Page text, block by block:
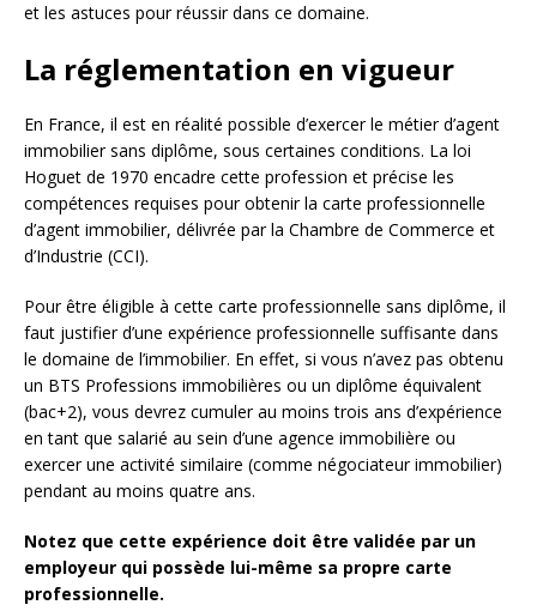
et les astuces pour réussir dans ce domaine.
La réglementation en vigueur
En France, il est en réalité possible d’exercer le métier d’agent
immobilier sans diplôme, sous certaines conditions. La loi
Hoguet de 1970 encadre cette profession et précise les
compétences requises pour obtenir la carte professionnelle
d’agent immobilier, délivrée par la Chambre de Commerce et
d’Industrie (CCI).
Pour être éligible à cette carte professionnelle sans diplôme, il
faut justifier d’une expérience professionnelle suffisante dans
le domaine de l’immobilier. En effet, si vous n’avez pas obtenu
un BTS Professions immobilières ou un diplôme équivalent
(bac+2), vous devrez cumuler au moins trois ans d’expérience
en tant que salarié au sein d’une agence immobilière ou
exercer une activité similaire (comme négociateur immobilier)
pendant au moins quatre ans.
Notez que cette expérience doit être validée par un
employeur qui possède lui-même sa propre carte
professionnelle.